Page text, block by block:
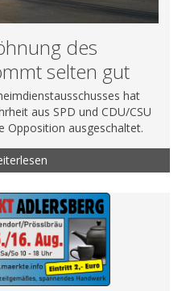
des
selten gut
hat
aus SPD und CDU/CSU
Opposition ausgeschaltet.